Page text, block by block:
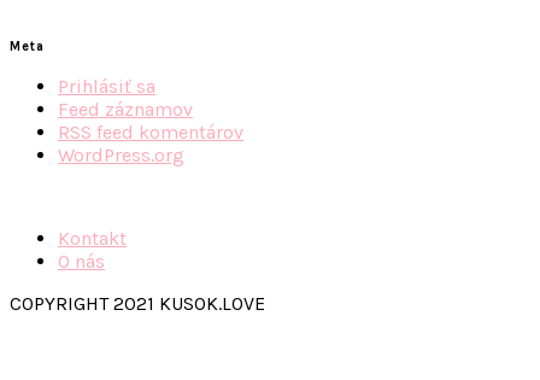
Meta
Prihlásiť sa
Feed záznamov
RSS feed komentárov
WordPress.org
Kontakt
O nás
COPYRIGHT 2021 KUSOK.LOVE